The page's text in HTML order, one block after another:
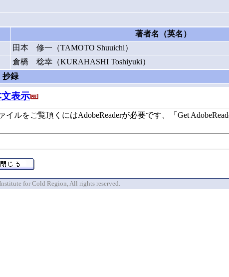
著者名（英名）
田本 修一（TAMOTO Shuuichi）
倉橋 稔幸（KURAHASHI Toshiyuki）
抄録
表示
をご覧頂くにはAdobeReaderが必要です、「Get
for Cold Region, All rights reserved.